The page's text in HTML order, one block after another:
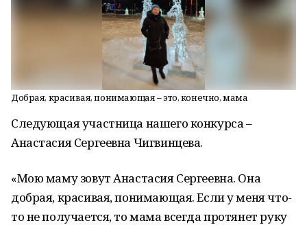
Добрая, красивая, понимающая – это, конечно, мама
Следующая участница нашего конкурса –
Анастасия Сергеевна Чигвинцева.
«Мою маму зовут Анастасия Сергеевна. Она
добрая, красивая, понимающая. Если у меня что-
то не получается, то мама всегда протянет руку